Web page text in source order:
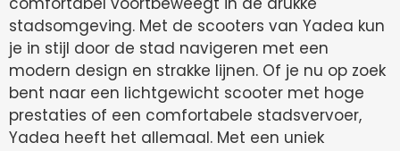
stadsomgeving. Met de scooters van Yadea kun
je in stijl door de stad navigeren met een
modern design en strakke lijnen. Of je nu op zoek
bent naar een lichtgewicht scooter met hoge
prestaties of een comfortabele stadsvervoer,
Yadea heeft het allemaal. Met een uniek